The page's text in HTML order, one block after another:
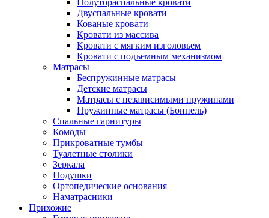
Полутораспальные кровати
Двуспальные кровати
Кованые кровати
Кровати из массива
Кровати с мягким изголовьем
Кровати с подъемным механизмом
Матрасы
Беспружинные матрасы
Детские матрасы
Матрасы с независимыми пружинами
Пружинные матрасы (Боннель)
Спальные гарнитуры
Комоды
Прикроватные тумбы
Туалетные столики
Зеркала
Подушки
Ортопедические основания
Наматрасники
Прихожие